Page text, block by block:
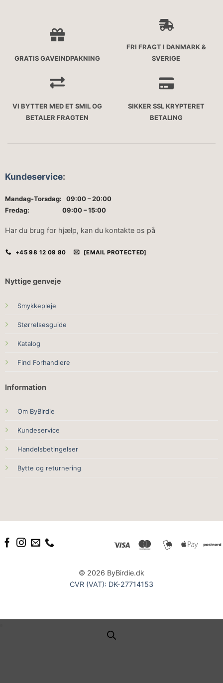
GRATIS GAVEINDPAKNING
FRI FRAGT I DANMARK &
SVERIGE
VI BYTTER MED ET SMIL OG
BETALER FRAGTEN
SIKKER SSL KRYPTERET
BETALING
Kundeservice:
Mandag-Torsdag: 09:00 – 20:00
Fredag: 09:00 – 15:00
Har du brug for hjælp, kan du kontakte os på
+45 98 12 09 80 [EMAIL PROTECTED]
Nyttige genveje
Smykkepleje
Størrelsesguide
Katalog
Find Forhandlere
Information
Om ByBirdie
Kundeservice
Handelsbetingelser
Bytte og returnering
© 2026 ByBirdie.dk
CVR (VAT): DK-27714153